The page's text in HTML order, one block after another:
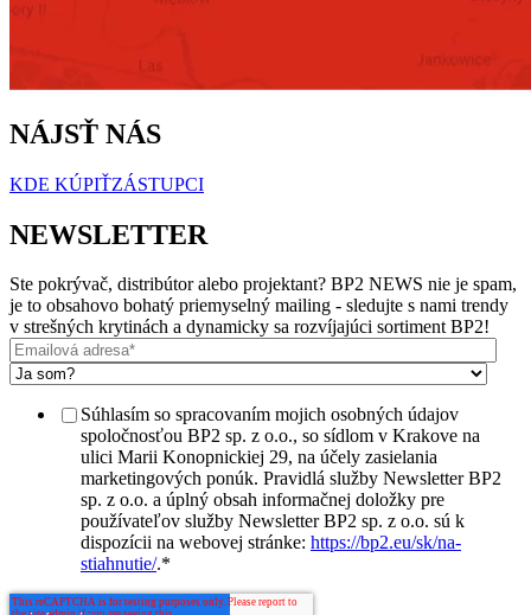
NÁJSŤ NÁS
KDE KÚPIŤZÁSTUPCI
NEWSLETTER
Ste pokrývač, distribútor alebo projektant? BP2 NEWS nie je spam,
je to obsahovo bohatý priemyselný mailing - sledujte s nami trendy
v strešných krytinách a dynamicky sa rozvíjajúci sortiment BP2!
Súhlasím so spracovaním mojich osobných údajov
spoločnosťou BP2 sp. z o.o., so sídlom v Krakove na
ulici Marii Konopnickiej 29, na účely zasielania
marketingových ponúk. Pravidlá služby Newsletter BP2
sp. z o.o. a úplný obsah informačnej doložky pre
používateľov služby Newsletter BP2 sp. z o.o. sú k
dispozícii na webovej stránke: https://bp2.eu/sk/na-
stiahnutie/.*